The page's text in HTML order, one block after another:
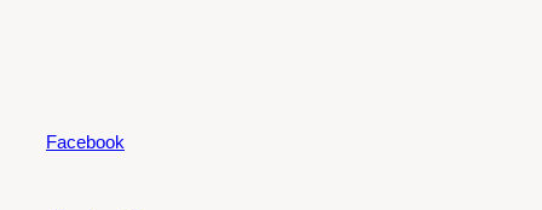
Facebook